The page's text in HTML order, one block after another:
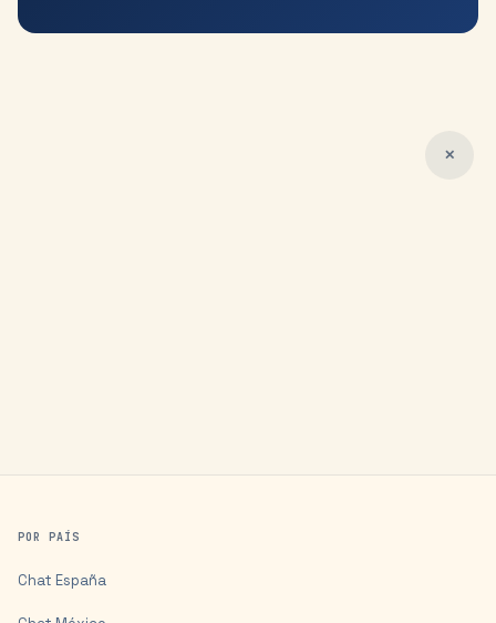
✕
POR PAÍS
Chat España